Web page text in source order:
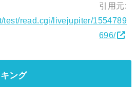
引用元:
test/read.cgi/livejupiter/1554789
696/
ング